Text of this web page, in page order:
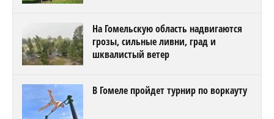
На Гомельскую область надвигаются
грозы, сильные ливни, град и
шквалистый ветер
В Гомеле пройдет турнир по воркауту